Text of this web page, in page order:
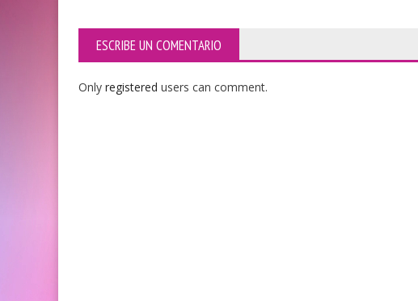
ESCRIBE UN COMENTARIO
Only registered users can comment.